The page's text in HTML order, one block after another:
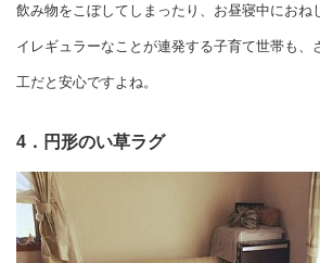
飲み物をこぼしてしまったり、お昼寝中におね
イレギュラーなことが連発する子育て世帯も、
工だと安心ですよね。
4．円形のい草ラグ